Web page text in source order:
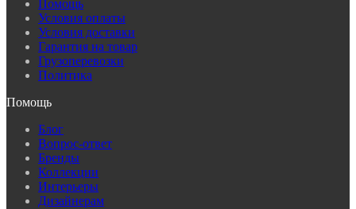
Помощь
Условия оплаты
Условия доставки
Гарантия на товар
Грузоперевозки
Политика
Помощь
Блог
Вопрос-ответ
Бренды
Коллекции
Интерьеры
Дизайнерам